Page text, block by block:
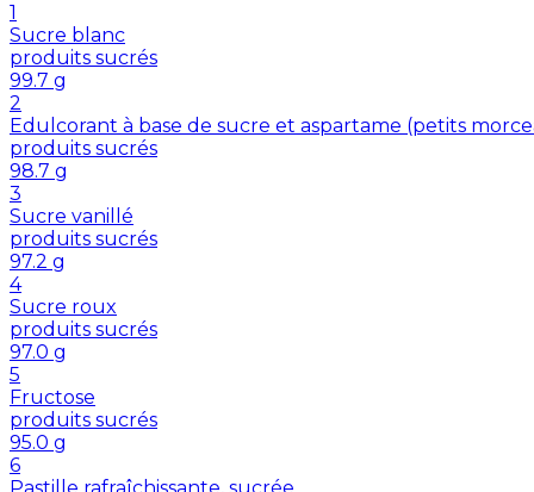
1
Sucre blanc
produits sucrés
99.7 g
2
Edulcorant à base de sucre et aspartame (petits
produits sucrés
98.7 g
3
Sucre vanillé
produits sucrés
97.2 g
4
Sucre roux
produits sucrés
97.0 g
5
Fructose
produits sucrés
95.0 g
6